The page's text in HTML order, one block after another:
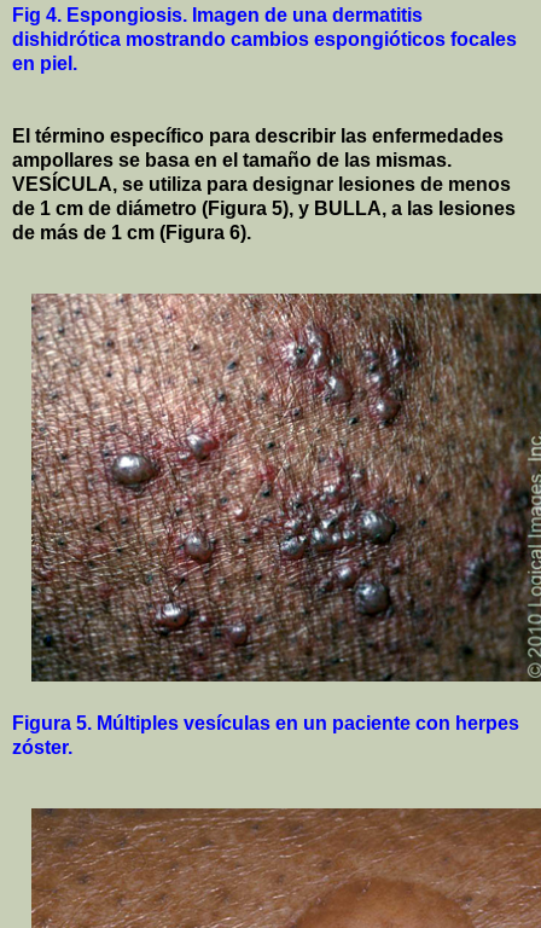
Fig 4. Espongiosis. Imagen de una dermatitis
dishidrótica mostrando cambios espongióticos focales
en piel.
El término específico para describir las enfermedades
ampollares se basa en el tamaño de las mismas.
VESÍCULA, se utiliza para designar lesiones de menos
de 1 cm de diámetro (Figura 5), y BULLA, a las lesiones
de más de 1 cm (Figura 6).
Figura 5. Múltiples vesículas en un paciente con herpes
zóster.